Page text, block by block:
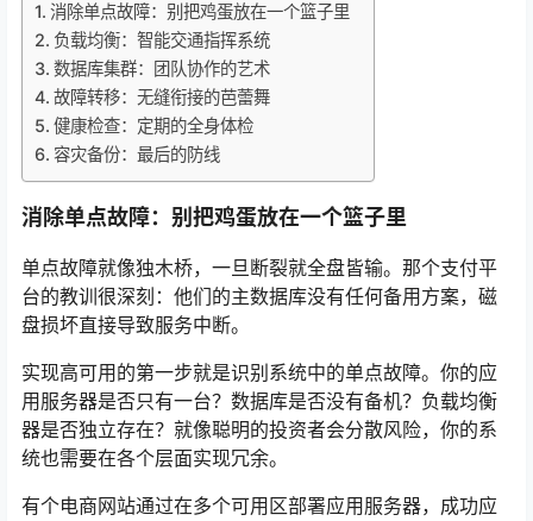
消除单点故障：别把鸡蛋放在一个篮子里
负载均衡：智能交通指挥系统
数据库集群：团队协作的艺术
故障转移：无缝衔接的芭蕾舞
健康检查：定期的全身体检
容灾备份：最后的防线
消除单点故障：别把鸡蛋放在一个篮子里
单点故障就像独木桥，一旦断裂就全盘皆输。那个支付平
台的教训很深刻：他们的主数据库没有任何备用方案，磁
盘损坏直接导致服务中断。
实现高可用的第一步就是识别系统中的单点故障。你的应
用服务器是否只有一台？数据库是否没有备机？负载均衡
器是否独立存在？就像聪明的投资者会分散风险，你的系
统也需要在各个层面实现冗余。
有个电商网站通过在多个可用区部署应用服务器，成功应